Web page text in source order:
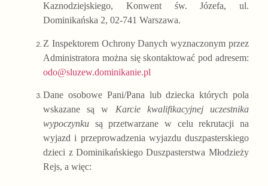
Kaznodziejskiego, Konwent św. Józefa, ul.
Dominikańska 2, 02-741 Warszawa.
Z Inspektorem Ochrony Danych wyznaczonym przez
Administratora można się skontaktować pod adresem:
odo@sluzew.dominikanie.pl
Dane osobowe Pani/Pana lub dziecka których pola
wskazane są w Karcie kwalifikacyjnej uczestnika
wypoczynku są przetwarzane w celu rekrutacji na
wyjazd i przeprowadzenia wyjazdu duszpasterskiego
dzieci z Dominikańskiego Duszpasterstwa Młodzieży
Rejs, a więc: